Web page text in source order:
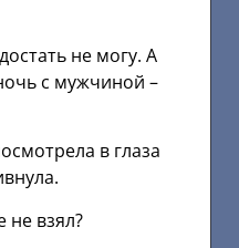
не могу. А
с мужчиной –
в глаза
не взял?